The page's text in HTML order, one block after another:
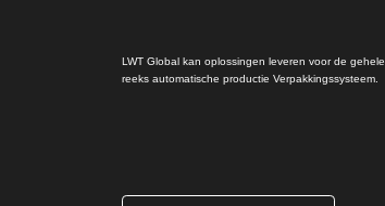
LWT Global kan oplossingen leveren voor de gehele
reeks automatische productie Verpakkingssysteem.